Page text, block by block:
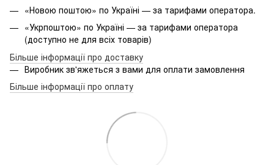
«Новою поштою» по Україні — за тарифами оператора.
«Укрпоштою» по Україні — за тарифами оператора
(доступно не для всіх товарів)
Більше інформації про доставку
Виробник зв'яжеться з вами для оплати замовлення
Більше інформації про оплату